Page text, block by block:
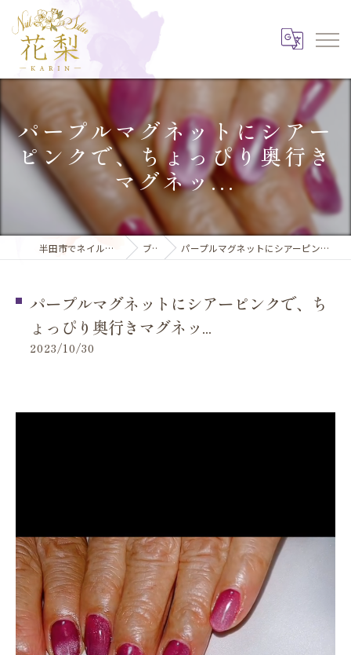
パープルマグネットにシアー
ピンクで、ちょっぴり奥行き
マグネッ...
半田市でネイルならNail Salon 花梨 ブログ パープルマグネットにシアーピンクで、ちょっぴり奥行きマグネッ...
パープルマグネットにシアーピンクで、ち
ょっぴり奥行きマグネッ...
2023/10/30